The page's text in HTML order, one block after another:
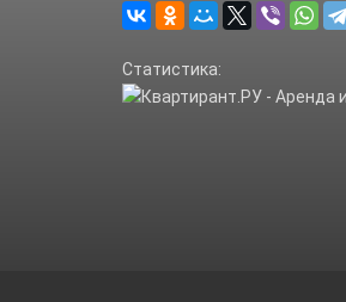
Статистика: